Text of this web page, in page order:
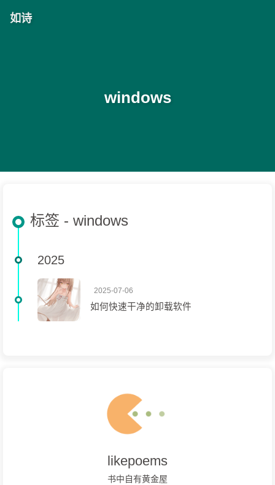
如诗
windows
标签 - windows
2025
2025-07-06
如何快速干净的卸载软件
likepoems
书中自有黄金屋